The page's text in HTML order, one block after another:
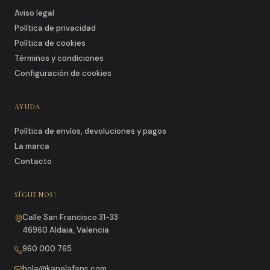
Aviso legal
Política de privacidad
Política de cookies
Términos y condiciones
Configuración de cookies
AYUDA
Política de envíos, devoluciones y pagos
La marca
Contacto
SÍGUENOS!
Calle San Francisco 31-33
46960 Aldaia, Valencia
960 000 765